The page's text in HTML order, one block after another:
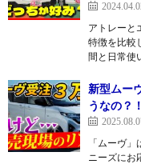
アトレーと
特徴を比較
間と日常使
新型ムー
うなの？
「ムーヴ
ニーズにお